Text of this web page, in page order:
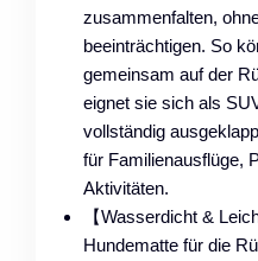
zusammenfalten,
beeinträchtigen. So
gemeinsam auf der
eignet sie sich als
vollständig
für Familienausflüge,
Aktivitäten.
【Wasserdicht &
Hundematte für die